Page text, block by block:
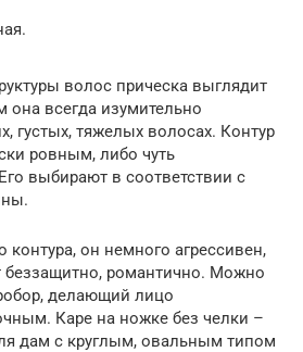
волос прическа выглядит
она всегда изумительно
густых, тяжелых волосах. Контур
ровным, либо чуть
выбирают в соответствии с
контура, он немного агрессивен,
романтично. Можно
делающий лицо
Каре на ножке без челки –
дам с круглым, овальным типом